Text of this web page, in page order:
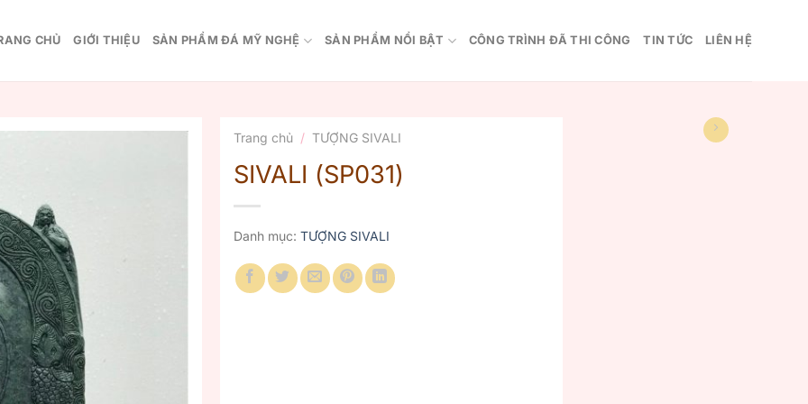
CHỦ GIỚI THIỆU SẢN PHẨM ĐÁ MỸ NGHỆ SẢN PHẨM NỔI BẬT CÔNG TRÌNH ĐÃ THI CÔNG TIN TỨC LIÊN HỆ
Trang chủ / TƯỢNG SIVALI
SIVALI (SP031)
Danh mục: TƯỢNG SIVALI